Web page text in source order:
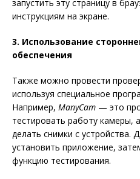
запустить эту страницу в
инструкциям на экране.
3. Использование
обеспечения
Также можно провести
используя специальное
Например, ManyCam — это
тестировать работу камеры,
делать снимки с устройства.
установить приложение,
функцию тестирования.